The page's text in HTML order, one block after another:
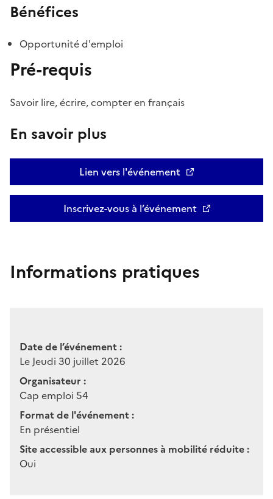
Bénéfices
Opportunité d'emploi
Pré-requis
Savoir lire, écrire, compter en français
En savoir plus
Lien vers l'événement
Inscrivez-vous à l’événement
Informations pratiques
Date de l’événement :
Le Jeudi 30 juillet 2026
Organisateur :
Cap emploi 54
Format de l'événement :
En présentiel
Site accessible aux personnes à mobilité réduite :
Oui